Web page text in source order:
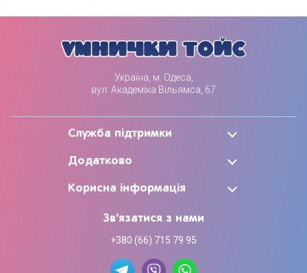
Україна, м. Одеса,
вул. Академіка Вільямса, 67
Служба підтримки
Додатково
Корисна інформація
Зв'язатися з нами
+380 (66) 715 79 95